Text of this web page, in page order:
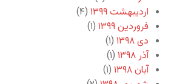
اردیبهشت ۱۳۹۹
(۴)
فروردین ۱۳۹۹
(۱)
دی ۱۳۹۸
(۱)
آذر ۱۳۹۸
(۱)
آبان ۱۳۹۸
(۱)